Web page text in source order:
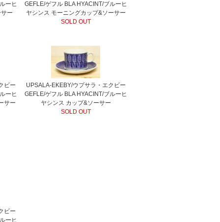
ーヒ
ー
GEFLE/ゲフル BLA HYACINT/ブルーヒ
ヤシンス モーニングカップ&ソーサー
SOLD OUT
ビー
ーヒ
サー
UPSALA-EKEBY/ウプサラ・エクビー
GEFLE/ゲフル BLA HYACINT/ブルーヒ
ヤシンス カップ&ソーサー
SOLD OUT
ビー
ーヒ